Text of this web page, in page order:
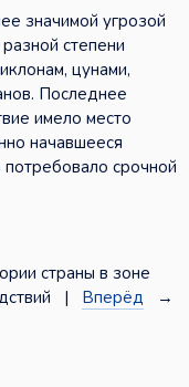
значимой угрозой
степени
цунами,
Последнее
имело место
начавшееся
срочной
страны в зоне
| Вперёд →